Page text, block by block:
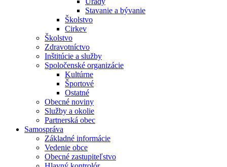
Stavanie a bývanie
Školstvo
Cirkev
Školstvo
Zdravotníctvo
Inštitúcie a služby
Spoločenské organizácie
Kultúrne
Športové
Ostatné
Obecné noviny
Služby a okolie
Partnerská obec
Samospráva
Základné informácie
Vedenie obce
Obecné zastupiteľstvo